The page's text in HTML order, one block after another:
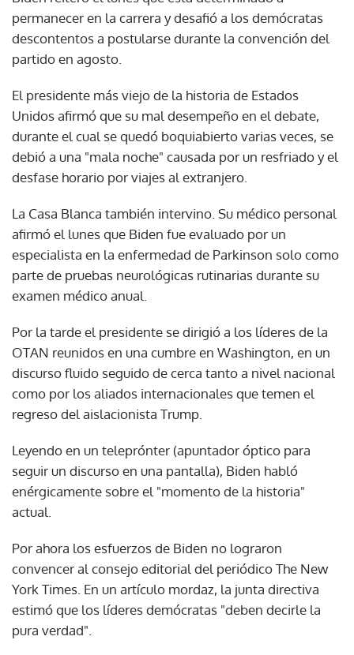
permanecer en la carrera y desafió a los demócratas
descontentos a postularse durante la convención del
partido en agosto.
El presidente más viejo de la historia de Estados
Unidos afirmó que su mal desempeño en el debate,
durante el cual se quedó boquiabierto varias veces, se
debió a una "mala noche" causada por un resfriado y el
desfase horario por viajes al extranjero.
La Casa Blanca también intervino. Su médico personal
afirmó el lunes que Biden fue evaluado por un
especialista en la enfermedad de Parkinson solo como
parte de pruebas neurológicas rutinarias durante su
examen médico anual.
Por la tarde el presidente se dirigió a los líderes de la
OTAN reunidos en una cumbre en Washington, en un
discurso fluido seguido de cerca tanto a nivel nacional
como por los aliados internacionales que temen el
regreso del aislacionista Trump.
Leyendo en un teleprónter (apuntador óptico para
seguir un discurso en una pantalla), Biden habló
enérgicamente sobre el "momento de la historia"
actual.
Por ahora los esfuerzos de Biden no lograron
convencer al consejo editorial del periódico The New
York Times. En un artículo mordaz, la junta directiva
estimó que los líderes demócratas "deben decirle la
pura verdad".